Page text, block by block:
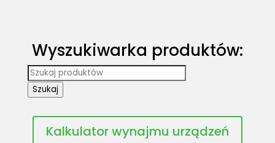
Wyszukiwarka produktów:
Wyszukiwarka
produktów
Szukaj
Kalkulator wynajmu urządzeń